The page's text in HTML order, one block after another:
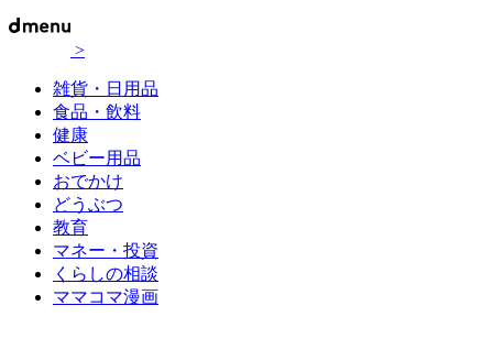
>
雑貨・日用品
食品・飲料
健康
ベビー用品
おでかけ
どうぶつ
教育
マネー・投資
くらしの相談
ママコマ漫画